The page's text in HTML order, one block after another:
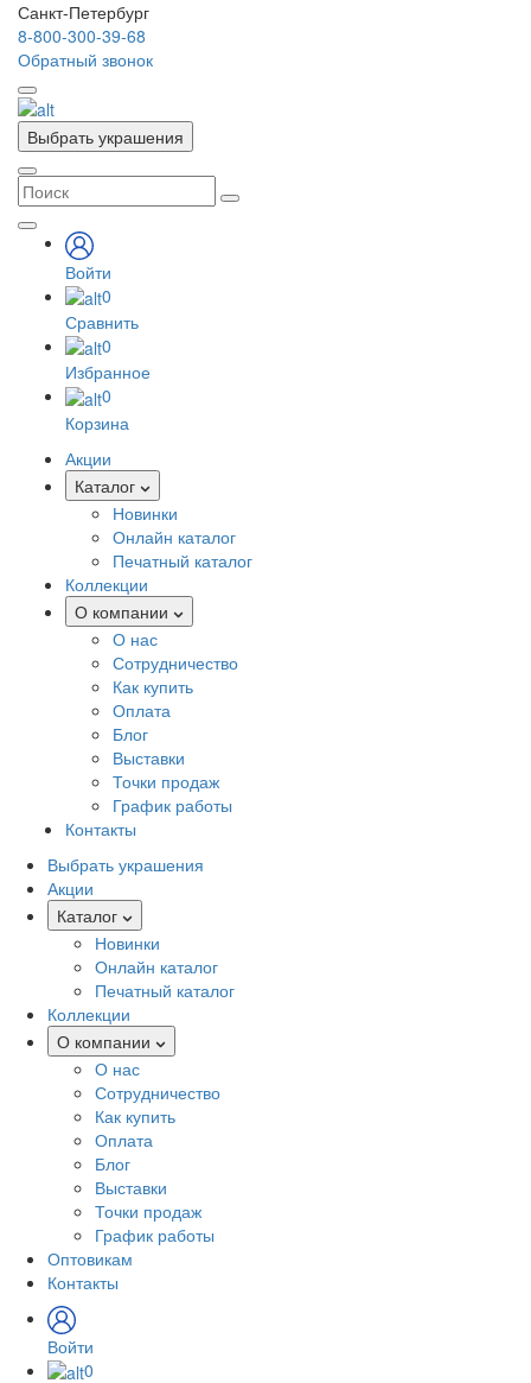
Санкт-Петербург
8-800-300-39-68
Обратный звонок
Выбрать украшения
Войти
0
Сравнить
0
Избранное
0
Корзина
Акции
Каталог
Новинки
Онлайн каталог
Печатный каталог
Коллекции
О компании
О нас
Сотрудничество
Как купить
Оплата
Блог
Выставки
Точки продаж
График работы
Контакты
Выбрать украшения
Акции
Каталог
Новинки
Онлайн каталог
Печатный каталог
Коллекции
О компании
О нас
Сотрудничество
Как купить
Оплата
Блог
Выставки
Точки продаж
График работы
Оптовикам
Контакты
Войти
0